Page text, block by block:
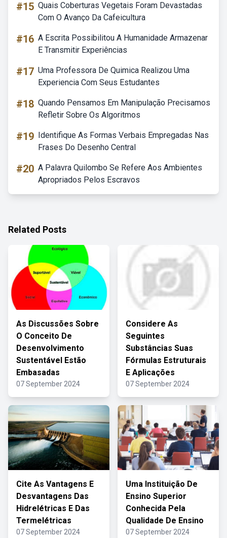
#15 Quais Coberturas Vegetais Foram Devastadas
Com O Avanço Da Cafeicultura
#16 A Escrita Possibilitou A Humanidade Armazenar
E Transmitir Experiências
#17 Uma Professora De Quimica Realizou Uma
Experiencia Com Seus Estudantes
#18 Quando Pensamos Em Manipulação Precisamos
Refletir Sobre Os Algoritmos
#19 Identifique As Formas Verbais Empregadas Nas
Frases Do Desenho Central
#20 A Palavra Quilombo Se Refere Aos Ambientes
Apropriados Pelos Escravos
Related Posts
As Discussões Sobre
O Conceito De
Desenvolvimento
Sustentável Estão
Embasadas
07 September 2024
Considere As
Seguintes
Substâncias Suas
Fórmulas Estruturais
E Aplicações
07 September 2024
Cite As Vantagens E
Desvantagens Das
Hidrelétricas E Das
Termelétricas
07 September 2024
Uma Instituição De
Ensino Superior
Conhecida Pela
Qualidade De Ensino
07 September 2024